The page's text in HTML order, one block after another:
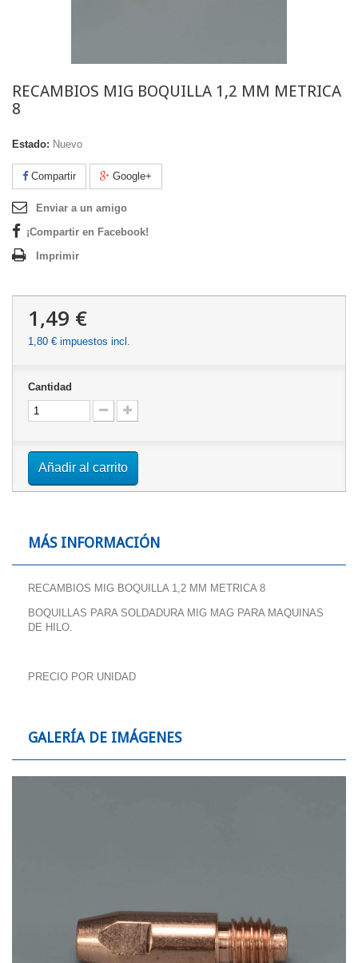
RECAMBIOS MIG BOQUILLA 1,2 MM METRICA
8
Estado: Nuevo
Compartir Google+
Enviar a un amigo
¡Compartir en Facebook!
Imprimir
1,49 €
1,80 € impuestos incl.
Cantidad
Añadir al carrito
MÁS INFORMACIÓN
RECAMBIOS MIG BOQUILLA 1,2 MM METRICA 8
BOQUILLAS PARA SOLDADURA MIG MAG PARA MAQUINAS
DE HILO.
PRECIO POR UNIDAD
GALERÍA DE IMÁGENES